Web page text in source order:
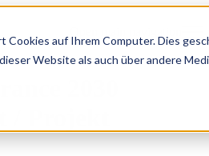
Cookies auf Ihrem Computer. Dies
Website als auch über andere